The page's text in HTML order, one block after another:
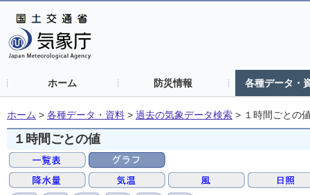
ホーム 防災情報 各種データ・
ホーム > 各種データ・資料 > 過去の気象データ検索 > １時間ごとの
１時間ごとの値